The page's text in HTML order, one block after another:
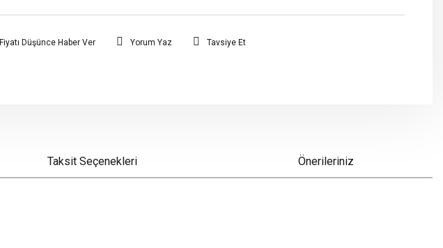
Fiyatı Düşünce Haber Ver Yorum Yaz Tavsiye Et
Taksit Seçenekleri Önerileriniz